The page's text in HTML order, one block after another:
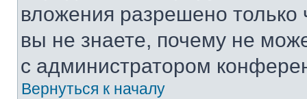
вложения разрешено
вы не знаете, почему не
с администратором
Вернуться к началу